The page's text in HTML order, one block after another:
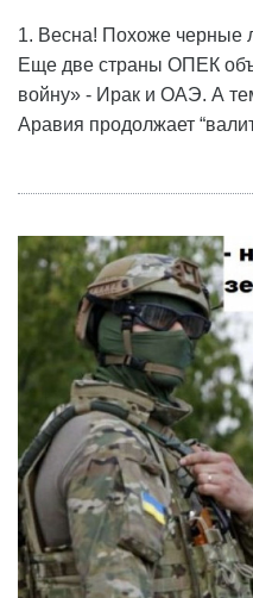
1. Весна! Похоже черные
Еще две страны ОПЕК
войну» - Ирак и ОАЭ. А
Аравия продолжает